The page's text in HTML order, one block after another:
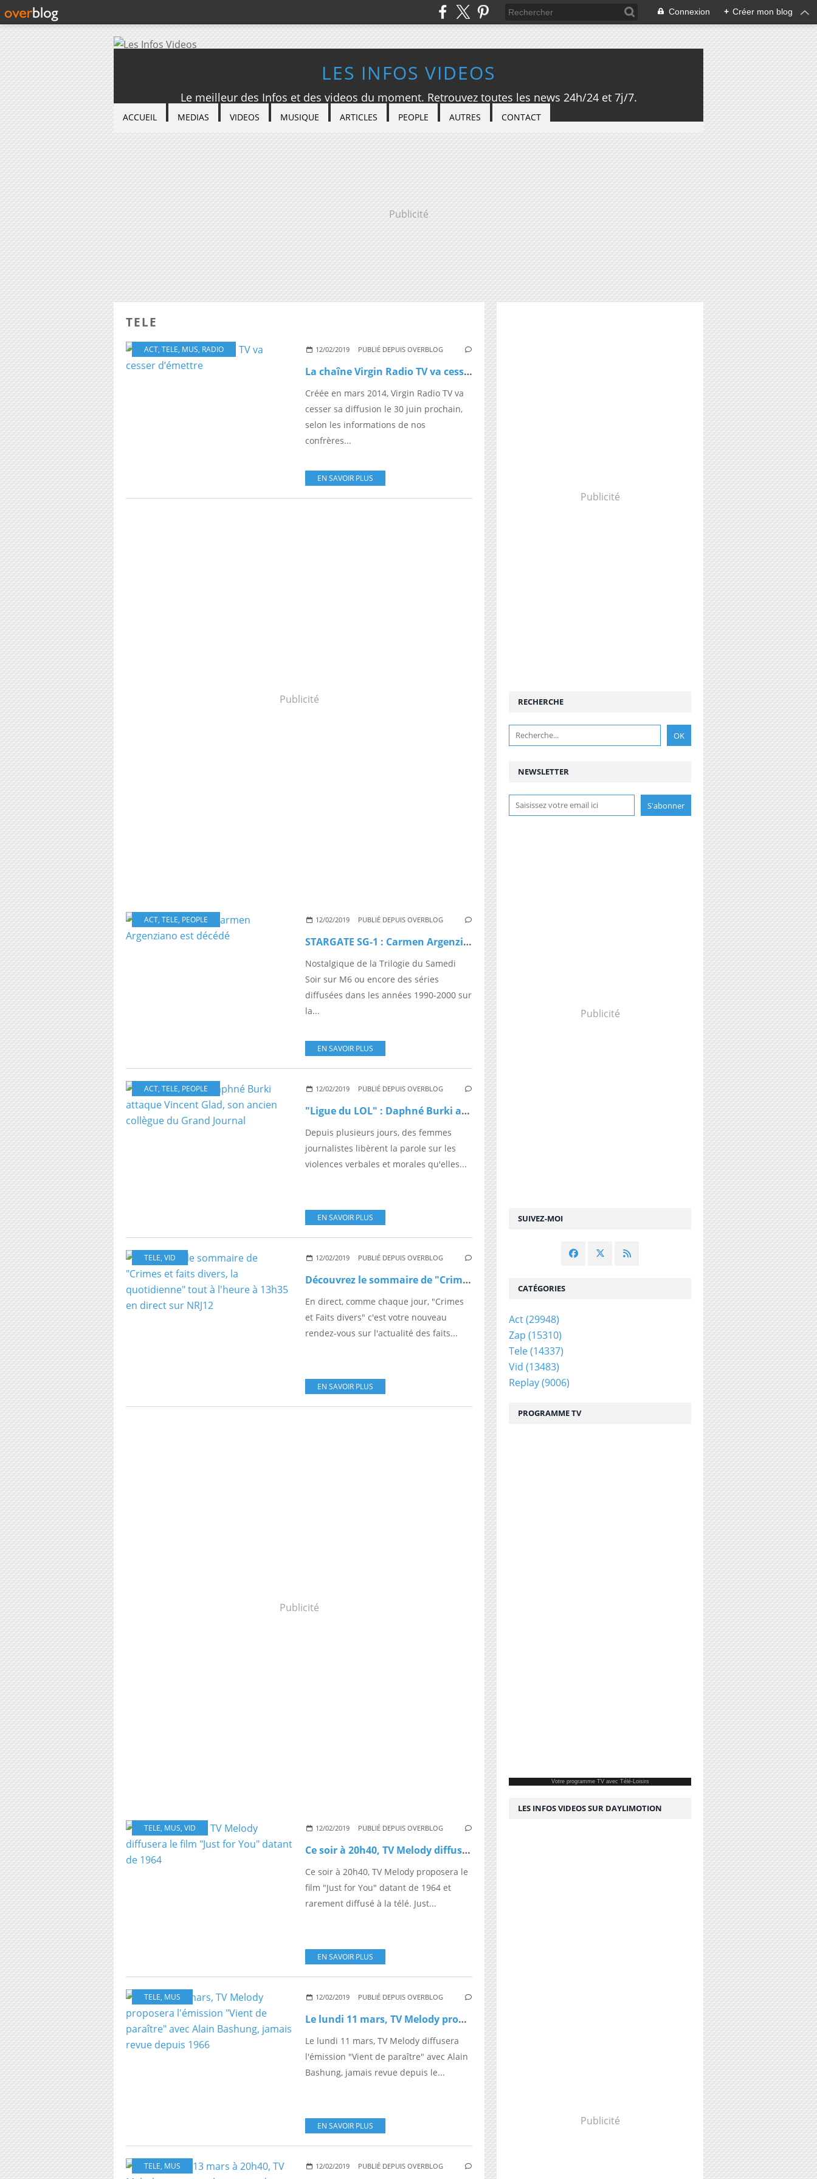
Connexion + Créer mon blog
LES INFOS VIDEOS
Le meilleur des Infos et des videos du moment. Retrouvez toutes les news 24h/24 et 7j/7.
ACCUEIL MEDIAS VIDEOS MUSIQUE ARTICLES PEOPLE AUTRES CONTACT
Publicité
TELE
ACT, TELE, MUS, RADIO 12/02/2019 PUBLIÉ DEPUIS OVERBLOG
La chaîne Virgin Radio TV va cesser d’émettre
Créée en mars 2014, Virgin Radio TV va
cesser sa diffusion le 30 juin prochain,
selon les informations de nos
confrères...
EN SAVOIR PLUS
Publicité
ACT, TELE, PEOPLE 12/02/2019 PUBLIÉ DEPUIS OVERBLOG
STARGATE SG-1 : Carmen Argenziano est décédé
Nostalgique de la Trilogie du Samedi
Soir sur M6 ou encore des séries
diffusées dans les années 1990-2000 sur
la...
EN SAVOIR PLUS
ACT, TELE, PEOPLE 12/02/2019 PUBLIÉ DEPUIS OVERBLOG
"Ligue du LOL" : Daphné Burki attaque Vincent Glad, son ancien collègue du Grand Journal
Depuis plusieurs jours, des femmes
journalistes libèrent la parole sur les
violences verbales et morales qu'elles...
EN SAVOIR PLUS
TELE, VID 12/02/2019 PUBLIÉ DEPUIS OVERBLOG
Découvrez le sommaire de "Crimes et faits divers, la quotidienne" tout à l'heure à 13h35 en direct sur NRJ12
En direct, comme chaque jour, "Crimes
et Faits divers" c'est votre nouveau
rendez-vous sur l'actualité des faits...
EN SAVOIR PLUS
Publicité
TELE, MUS, VID 12/02/2019 PUBLIÉ DEPUIS OVERBLOG
Ce soir à 20h40, TV Melody diffusera le film "Just for You" datant de 1964
Ce soir à 20h40, TV Melody proposera le
film "Just for You" datant de 1964 et
rarement diffusé à la télé. Just...
EN SAVOIR PLUS
TELE, MUS 12/02/2019 PUBLIÉ DEPUIS OVERBLOG
Le lundi 11 mars, TV Melody proposera l'émission "Vient de paraître" avec Alain Bashung, jamais revue depuis 1966
Le lundi 11 mars, TV Melody diffusera
l'émission "Vient de paraître" avec Alain
Bashung, jamais revue depuis le...
EN SAVOIR PLUS
TELE, MUS 12/02/2019 PUBLIÉ DEPUIS OVERBLOG
Publicité
NEWSLETTER
SUIVEZ-MOI
RECHERCHE
Publicité
CATÉGORIES
Act(29948)
Zap (15310)
Tele(14337)
Vid (13483)
Replay(9006)
PROGRAMME TV
Votre programme TVavec Télé-Loisirs
LES INFOS VIDEOS SUR DAYLIMOTION
Publicité